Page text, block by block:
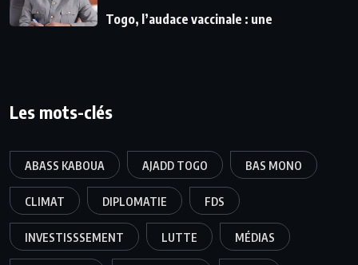
Togo, l’audace vaccinale : une
Les mots-clés
ABASS KABOUA AJADD TOGO BAS MONO
CLIMAT DIPLOMATIE FDS
INVESTISSSEMENT LUTTE MÉDIAS